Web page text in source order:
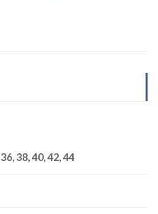
36, 38, 40, 42, 44